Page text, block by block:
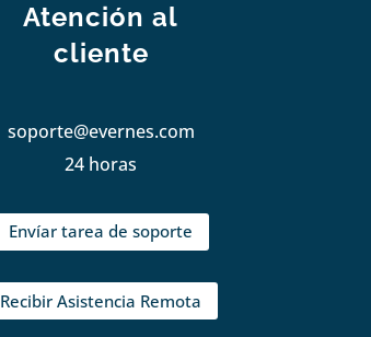
Atención al
cliente
soporte@evernes.com
24 horas
Envíar tarea de soporte
Recibir Asistencia Remota